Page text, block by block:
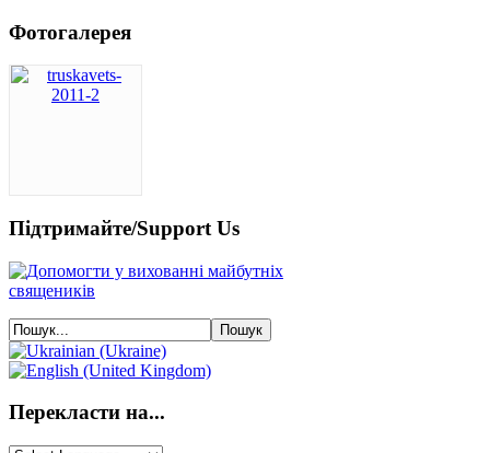
Фотогалерея
Підтримайте/Support Us
Перекласти на...